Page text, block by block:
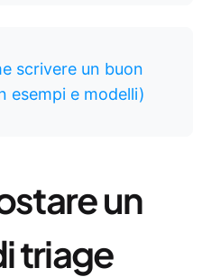
scrivere un buon
esempi e modelli)
un
triage